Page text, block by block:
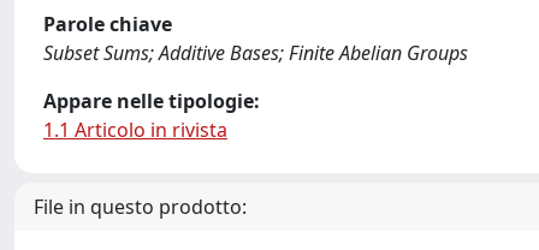
Parole chiave
Subset Sums; Additive Bases; Finite Abelian Groups
Appare nelle tipologie:
1.1 Articolo in rivista
File in questo prodotto: